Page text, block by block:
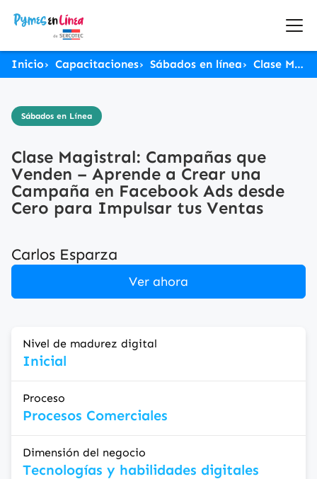
Inicio Capacitaciones Sábados en línea Clase Magistral: Campañas que Venden – Aprende a Crear una Campaña en Facebook Ads desde Cero para Impulsar tus Ventas
Sábados en Línea
Clase Magistral: Campañas que
Venden – Aprende a Crear una
Campaña en Facebook Ads desde
Cero para Impulsar tus Ventas
Carlos Esparza
Ver ahora
Nivel de madurez digital
Inicial
Proceso
Procesos Comerciales
Dimensión del negocio
Tecnologías y habilidades digitales